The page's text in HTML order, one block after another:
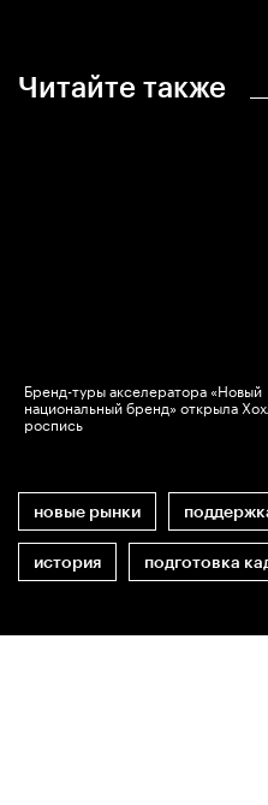
Читайте также
Бренд-туры акселератора «Новый
национальный бренд» открыла
роспись
новые рынки
история подготовка